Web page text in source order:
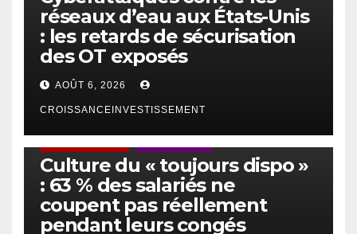
réseaux d’eau aux États-Unis
: les retards de sécurisation
des OT exposés
AOÛT 6, 2026
CROISSANCEINVESTISSEMENT
Culture du « toujours dispo »
: 63 % des salariés ne
coupent pas réellement
pendant leurs congés